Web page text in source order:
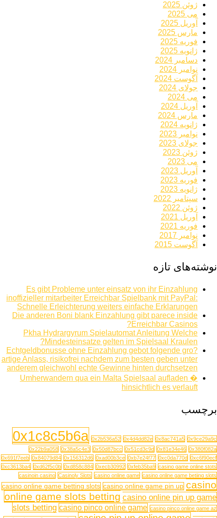
ژوئن 2025
می 2025
آوریل 2025
مارس 2025
فوریه 2025
ژانویه 2025
دسامبر 2024
نوامبر 2024
آگوست 2024
جولای 2024
می 2024
آوریل 2024
مارس 2024
ژانویه 2024
نوامبر 2023
جولای 2023
ژوئن 2023
می 2023
آوریل 2023
فوریه 2023
ژانویه 2023
سپتامبر 2022
ژوئن 2022
آوریل 2021
فوریه 2021
نوامبر 2017
آگوست 2015
نوشته‌های تازه
Es gibt Probleme unter einsatz von ihr Einzahlung
inoffizieller mitarbeiter Erreichbar Spielbank mit PayPal:
Schnelle Erleichterung weiters einfache Erklarungen
Die anderen Boni blank Einzahlung gibt parece inside
Erreichbar Casinos?
Pkha Hydrargyrum Spielautomat Anleitung Welche
Mindesteinsatze gelten im Spielsaal Kraulen?
Echtgeldbonusse ohne Einzahlung gebot folgende gro?
artige Anlass, risikofrei nachdem zum besten geben unter
anderem gleichwohl echte Gewinne hinten durchsetzen
Umherwandern qua ein Malta Spielsaal aufladen �
hinsichtlich es verlauft
برچسب
0x1c8c5b6a 0x2b536a52 0x4d4dd82e 0x8ac741a5 0x9ce29a9c
0x22b9a058 0x38a5c4e3 0x50d87bcc 0x51cd3c9d 0x81e34e46 0x380f082a
0x691f7eeb 0x84079d84 0x156312d6 0xad00b3ce 0xb7e24f77 0xc0da770d 0xc6f90ecf
0xc3613ba4 0xd62f5c0b 0xd858c884 0xecb30992 0xfeb35ba9 casino game online stots
casinoin casino Casinoly Slots casino online game casino online game betiing slots
casino online game betting slots casino online game pin up casino
online game slots betting casino online pin up game
slots betting casino pinco online game casino pinco online game az